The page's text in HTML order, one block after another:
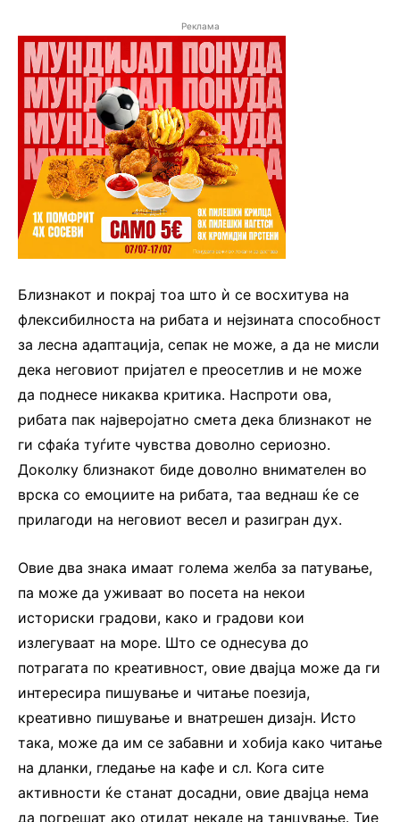
Реклама
Близнакот и покрај тоа што ѝ се восхитува на
флексибилноста на рибата и нејзината способност
за лесна адаптација, сепак не може, а да не мисли
дека неговиот пријател е преосетлив и не може
да поднесе никаква критика. Наспроти ова,
рибата пак најверојатно смета дека близнакот не
ги сфаќа туѓите чувства доволно сериозно.
Доколку близнакот биде доволно внимателен во
врска со емоциите на рибата, таа веднаш ќе се
прилагоди на неговиот весел и разигран дух.
Овие два знака имаат голема желба за патување,
па може да уживаат во посета на некои
историски градови, како и градови кои
излегуваат на море. Што се однесува до
потрагата по креативност, овие двајца може да ги
интересира пишување и читање поезија,
креативно пишување и внатрешен дизајн. Исто
така, може да им се забавни и хобија како читање
на дланки, гледање на кафе и сл. Кога сите
активности ќе станат досадни, овие двајца нема
да погрешат ако отидат некаде на танцување. Тие